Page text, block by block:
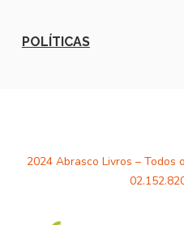
POLÍTICAS
2024 Abrasco Livros – Todos